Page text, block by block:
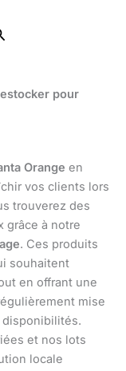
pour
Orange en
vos clients lors
trouverez des
grâce à notre
. Ces produits
souhaitent
en offrant une
mise
disponibilités.
et nos lots
locale